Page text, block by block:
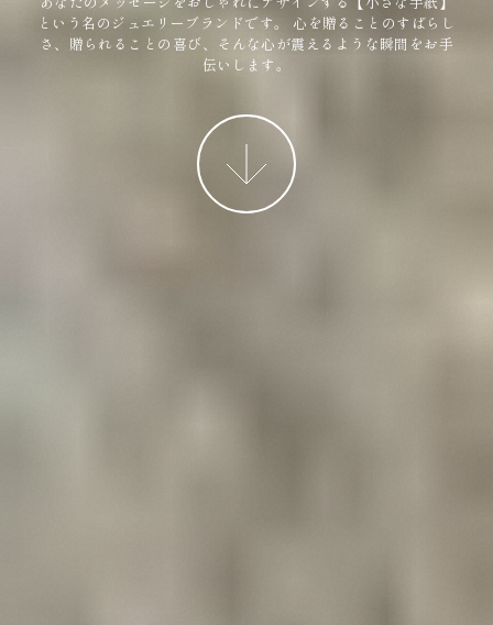
という名のジュエリーブランドです。
心を贈ることのすばらし
さ、贈られることの喜び、そんな心が震えるような瞬間をお手
伝いします。